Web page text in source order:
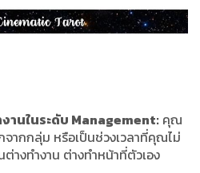
านในระดับ Management: คุณ
ากกลุ่ม หรือเป็นช่วงเวลาที่คุณไม่
างทำงาน ต่างทำหน้าที่ตัวเอง